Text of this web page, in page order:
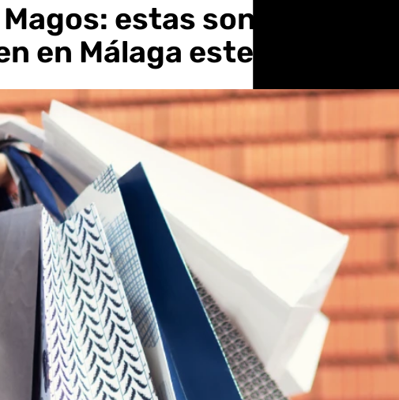
estas son las
en Málaga este 5 de